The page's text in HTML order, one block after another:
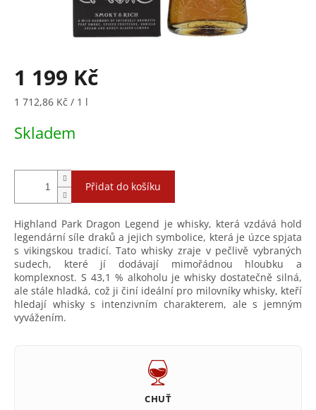
1 199 Kč
Měrná
1 712,86 Kč / 1 l
Skladem
Přidat do košíku
Highland Park Dragon Legend je whisky, která vzdává hold
legendární síle draků a jejich symbolice, která je úzce spjata
s vikingskou tradicí. Tato whisky zraje v pečlivě vybraných
sudech, které jí dodávají mimořádnou hloubku a
komplexnost. S 43,1 % alkoholu je whisky dostatečně silná,
ale stále hladká, což ji činí ideální pro milovníky whisky, kteří
hledají whisky s intenzivním charakterem, ale s jemným
vyvážením.
CHUŤ